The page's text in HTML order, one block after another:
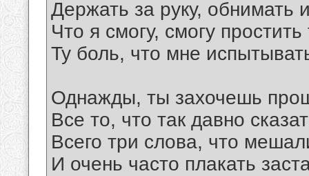
Держать за руку, обнимать
Что я смогу, смогу простить
Ту боль, что мне
Однажды, ты захочешь
Все то, что так давно
Всего три слова, что
И очень часто плакать